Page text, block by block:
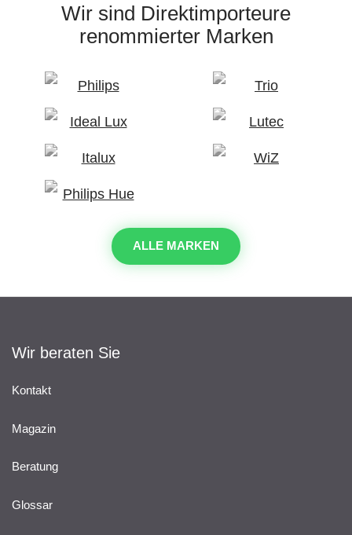
Wir sind Direktimporteure
renommierter Marken
ALLE MARKEN
Wir beraten Sie
Kontakt
Magazin
Beratung
Glossar